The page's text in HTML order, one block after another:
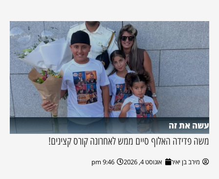
עשה את זה
משה פדידה האלוף סיים ממש לאחרונה קורס קצינים!
מירב בן יאיר אוגוסט 4, 2026 9:46 pm